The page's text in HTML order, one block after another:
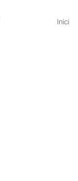
Inici